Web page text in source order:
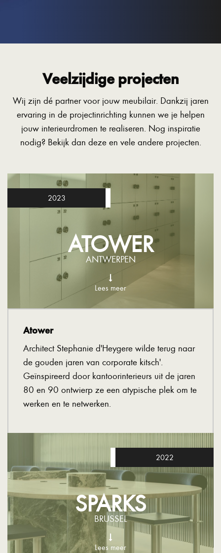
Veelzijdige projecten
Wij zijn dé partner voor jouw meubilair. Dankzij jaren
ervaring in de projectinrichting kunnen we je helpen
jouw interieurdromen te realiseren. Nog inspiratie
nodig? Bekijk dan deze en vele andere projecten.
2023
ATOWER
ANTWERPEN
Lees meer
Atower
Architect Stephanie d'Heygere wilde terug naar
de gouden jaren van corporate kitsch'.
Geïnspireerd door kantoorinterieurs uit de jaren
80 en 90 ontwierp ze een atypische plek om te
werken en te netwerken.
2022
SPARKS
BRUSSEL
Lees meer